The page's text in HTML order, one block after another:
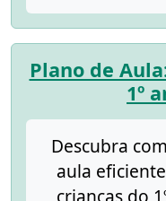
Plano de
1º
Descubra
aula